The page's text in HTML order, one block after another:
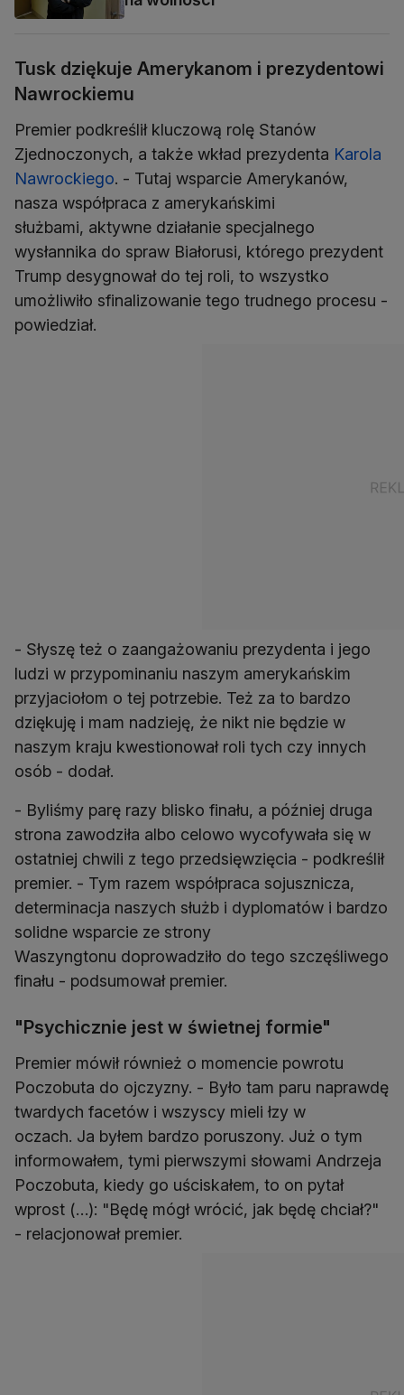
Tusk dziękuje Amerykanom i prezydentowi
Nawrockiemu
Premier podkreślił kluczową rolę Stanów
Zjednoczonych, a także wkład prezydenta Karola
Nawrockiego. - Tutaj wsparcie Amerykanów,
nasza współpraca z amerykańskimi
służbami, aktywne działanie specjalnego
wysłannika do spraw Białorusi, którego prezydent
Trump desygnował do tej roli, to wszystko
umożliwiło sfinalizowanie tego trudnego procesu -
powiedział.
- Słyszę też o zaangażowaniu prezydenta i jego
ludzi w przypominaniu naszym amerykańskim
przyjaciołom o tej potrzebie. Też za to bardzo
dziękuję i mam nadzieję, że nikt nie będzie w
naszym kraju kwestionował roli tych czy innych
osób - dodał.
- Byliśmy parę razy blisko finału, a później druga
strona zawodziła albo celowo wycofywała się w
ostatniej chwili z tego przedsięwzięcia - podkreślił
premier. - Tym razem współpraca sojusznicza,
determinacja naszych służb i dyplomatów i bardzo
solidne wsparcie ze strony
Waszyngtonu doprowadziło do tego szczęśliwego
finału - podsumował premier.
"Psychicznie jest w świetnej formie"
Premier mówił również o momencie powrotu
Poczobuta do ojczyzny. - Było tam paru naprawdę
twardych facetów i wszyscy mieli łzy w
oczach. Ja byłem bardzo poruszony. Już o tym
informowałem, tymi pierwszymi słowami Andrzeja
Poczobuta, kiedy go uściskałem, to on pytał
wprost (…): "Będę mógł wrócić, jak będę chciał?"
- relacjonował premier.